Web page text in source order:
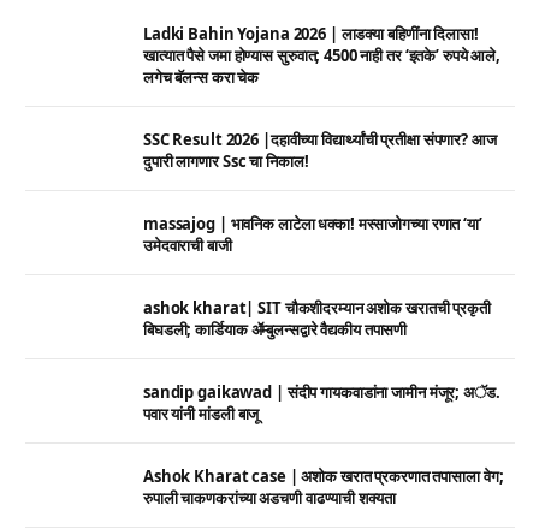
Ladki Bahin Yojana 2026 | लाडक्या बहिणींना दिलासा!
खात्यात पैसे जमा होण्यास सुरुवात; 4500 नाही तर ‘इतके’ रुपये आले,
लगेच बॅलन्स करा चेक
SSC Result 2026 |दहावीच्या विद्यार्थ्यांची प्रतीक्षा संपणार? आज
दुपारी लागणार Ssc चा निकाल!
massajog | भावनिक लाटेला धक्का! मस्साजोगच्या रणात ‘या’
उमेदवाराची बाजी
ashok kharat| SIT चौकशीदरम्यान अशोक खरातची प्रकृती
बिघडली; कार्डियाक ॲम्बुलन्सद्वारे वैद्यकीय तपासणी
sandip gaikawad | संदीप गायकवाडांना जामीन मंजूर; अॅड.
पवार यांनी मांडली बाजू
Ashok Kharat case | अशोक खरात प्रकरणात तपासाला वेग;
रुपाली चाकणकरांच्या अडचणी वाढण्याची शक्यता